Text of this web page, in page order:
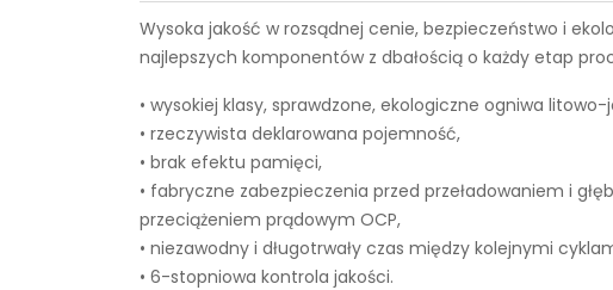
Wysoka jakość w rozsądnej cenie, bezpieczeństwo i
najlepszych komponentów z dbałością o każdy etap
• wysokiej klasy, sprawdzone, ekologiczne ogniwa litowo-
• rzeczywista deklarowana pojemność,
• brak efektu pamięci,
• fabryczne zabezpieczenia przed przeładowaniem i
przeciążeniem prądowym OCP,
• niezawodny i długotrwały czas między kolejnymi
• 6-stopniowa kontrola jakości.